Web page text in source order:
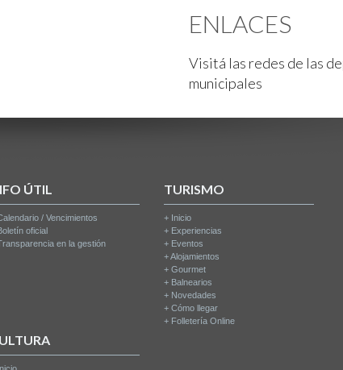
ENLACES
Visitá las redes de las
municipales
ÚTIL
/ Vencimientos
oficial
en la gestión
TURISMO
+ Inicio
+ Experiencias
+ Eventos
+Alojamientos
+Gourmet
+ Balnearios
+ Novedades
+Cómo llegar
+ Folletería Online